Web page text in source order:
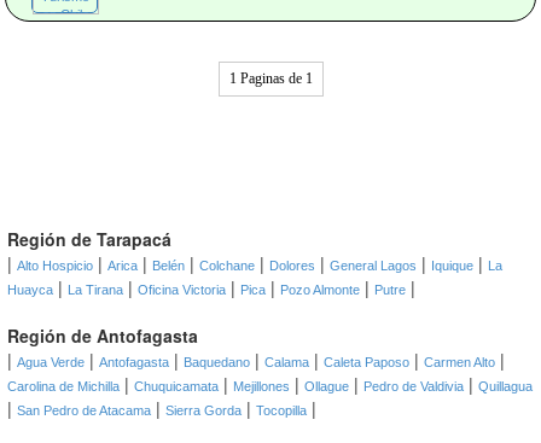
1 Paginas de 1
Región de Tarapacá
| Alto Hospicio | Arica | Belén | Colchane | Dolores | General Lagos | Iquique |
La
Huayca | La Tirana | Oficina Victoria | Pica | Pozo Almonte | Putre |
Región de Antofagasta
| Agua Verde | Antofagasta | Baquedano | Calama | Caleta Paposo | Carmen Alto |
Carolina de Michilla | Chuquicamata | Mejillones | Ollague | Pedro de Valdivia | Quillagua
| San Pedro de Atacama | Sierra Gorda | Tocopilla |